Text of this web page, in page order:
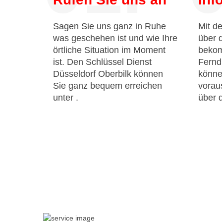
Sagen Sie uns ganz in Ruhe
was geschehen ist und wie Ihre
örtliche Situation im Moment
ist. Den Schlüssel Dienst
Düsseldorf Oberbilk können
Sie ganz bequem erreichen
unter .
Mit
über
über